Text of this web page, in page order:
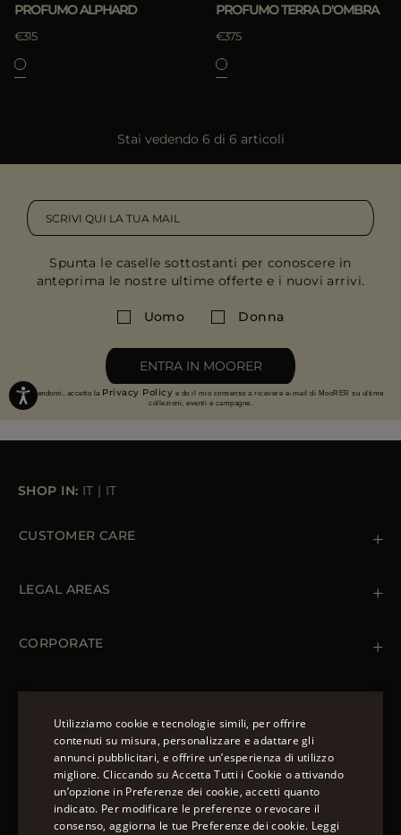
PROFUMO ALPHARD
€315
PROFUMO TERRA D'OMBRA
€375
Stai vedendo 6 di 6 articoli
Spunta le caselle sottostanti per conoscere in
anteprima le nostre ultime offerte e i nuovi arrivi.
Uomo Donna
ENTRA IN MOORER
Iscrivendomi, accetto la Privacy Policy e do il mio consenso a ricevere e-mail di MooRER su ultime
collezioni, eventi e campagne.
SHOP IN: IT | IT
CUSTOMER CARE
Ordini e Pagamenti
LEGAL AREAS
Cookie Policy
Accessibility Statement
CORPORATE
CAPISPALLA
Piumini Invernali da Uomo
Piumini Invernali da Donna
Piumino 100 grammi
Piumini Estivi da Donna
SEGUICI ENGLISH
ITALIAN
FRENCH
Utilizziamo cookie e tecnologie simili, per offrire
contenuti su misura, personalizzare e adattare gli
annunci pubblicitari, e offrire un’esperienza di utilizzo
migliore. Cliccando su Accetta Tutti i Cookie o attivando
un’opzione in Preferenze dei cookie, accetti quanto
indicato. Per modificare le preferenze o revocare il
consenso, aggiorna le tue Preferenze dei cookie. Leggi